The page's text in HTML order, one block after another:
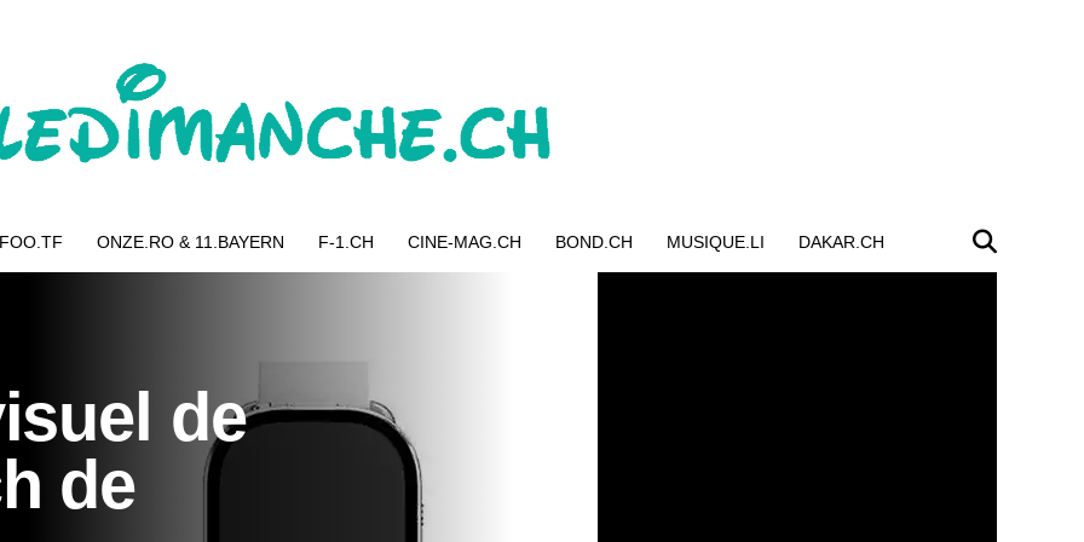
ONZE.RO & 11.BAYERN F-1.CH CINE-MAG.CH BOND.CH MUSIQUE.LI DAKAR.CH
de
de